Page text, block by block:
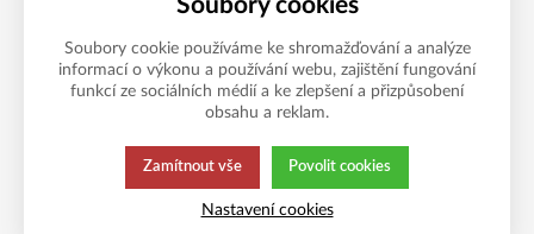
Tato stránka používá soubory cookies.
Soubory cookies
Soubory cookie používáme ke shromažďování a analýze
informací o výkonu a používání webu, zajištění fungování
funkcí ze sociálních médií a ke zlepšení a přizpůsobení
obsahu a reklam.
Zamítnout vše Povolit cookies
Nastavení cookies